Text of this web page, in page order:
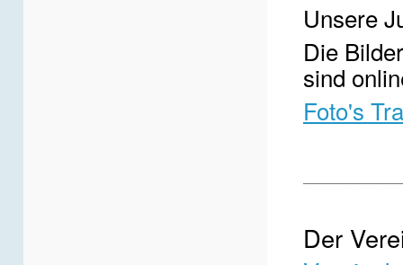
Unsere
Die
sind
Foto's
Der